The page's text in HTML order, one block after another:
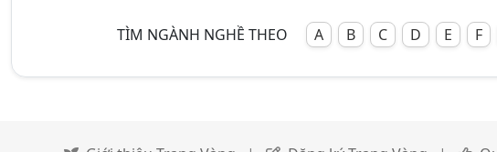
TÌM NGÀNH NGHỀ THEO A B C D E F